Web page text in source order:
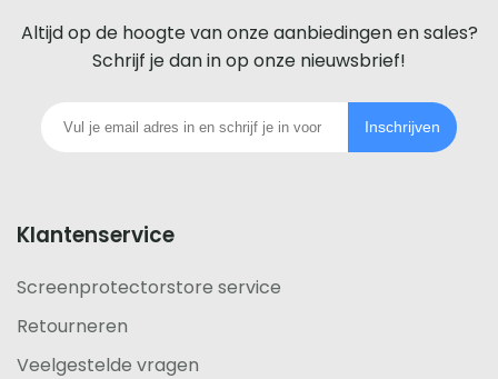
voor
iedere
telefoon
Altijd op de hoogte van onze aanbiedingen en sales?
Schrijf je dan in op onze nieuwsbrief!
Inschrijven
Klantenservice
Screenprotectorstore service
Retourneren
Veelgestelde vragen